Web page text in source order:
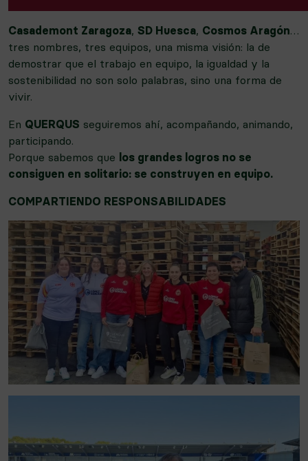
Casademont Zaragoza, SD Huesca, Cosmos Aragón…
tres nombres, tres equipos, una misma visión: la de
demostrar que el trabajo en equipo, la igualdad y la
sostenibilidad no son solo palabras, sino una forma de
vivir.
En QUERQUS seguiremos ahí, acompañando, animando,
participando.
Porque sabemos que los grandes logros no se
consiguen en solitario: se construyen en equipo.
COMPARTIENDO RESPONSABILIDADES